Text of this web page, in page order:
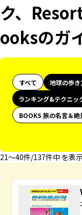
ク、
ooksのガ
すべて 地球の歩
ランキング&テクニッ
BOOKS 旅の名言＆絶
21〜40件/137件中 を表